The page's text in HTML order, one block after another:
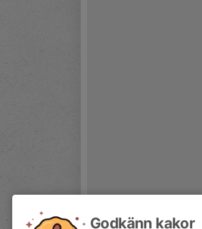
Godkänn kakor